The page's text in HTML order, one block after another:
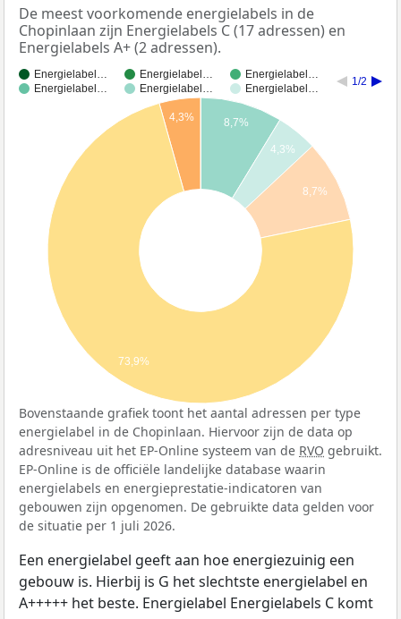
De meest voorkomende energielabels in de
Chopinlaan zijn Energielabels C (17 adressen) en
Energielabels A+ (2 adressen).
Energielabel… Energielabel…
Energielabel…
Energielabel…
Energielabel… Energielabel…
1/2
8,7%
4,3%
8,7%
4,3%
73,9%
Bovenstaande grafiek toont het aantal adressen per type
energielabel in de Chopinlaan. Hiervoor zijn de data op
adresniveau uit het EP-Online systeem van de RVO gebruikt.
EP-Online is de officiële landelijke database waarin
energielabels en energieprestatie-indicatoren van
gebouwen zijn opgenomen. De gebruikte data gelden voor
de situatie per 1 juli 2026.
Een energielabel geeft aan hoe energiezuinig een
gebouw is. Hierbij is G het slechtste energielabel en
A+++++ het beste. Energielabel Energielabels C komt